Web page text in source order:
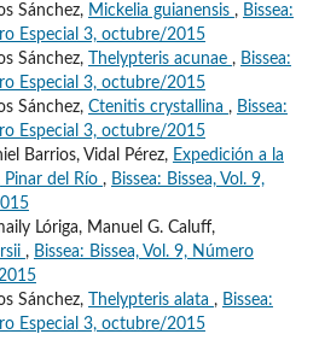
Sánchez, Mickelia guianensis , Bissea:
Especial 3, octubre/2015
Sánchez,
Thelypteris acunae , Bissea:
Especial 3, octubre/2015
Sánchez, Ctenitis crystallina , Bissea:
Especial 3, octubre/2015
Barrios, Vidal Pérez, Expedición a la
Pinar del Río , Bissea: Bissea, Vol. 9,
Lóriga, Manuel G. Caluff,
, Bissea: Bissea, Vol. 9, Número
Sánchez,
Thelypteris alata , Bissea:
Especial 3, octubre/2015